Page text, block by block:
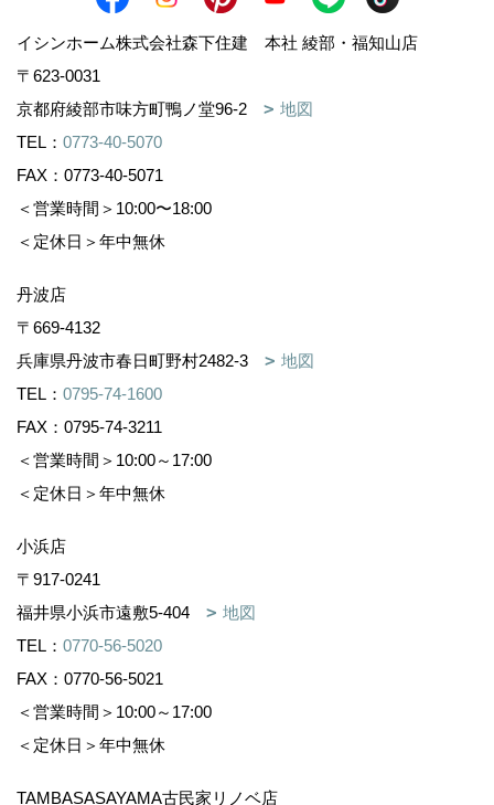
イシンホーム株式会社森下住建 本社 綾部・福知山店
〒623-0031
京都府綾部市味方町鴨ノ堂96-2
地図
TEL： 0773-40-5070
FAX：0773-40-5071
＜営業時間＞10:00〜18:00
＜定休日＞年中無休
丹波店
〒669-4132
兵庫県丹波市春日町野村2482-3
地図
TEL： 0795-74-1600
FAX：0795-74-3211
＜営業時間＞10:00～17:00
＜定休日＞年中無休
小浜店
〒917-0241
福井県小浜市遠敷5-404
地図
TEL： 0770-56-5020
FAX：0770-56-5021
＜営業時間＞10:00～17:00
＜定休日＞年中無休
TAMBASASAYAMA古民家リノベ店